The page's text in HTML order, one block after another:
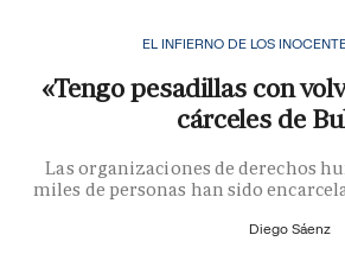
EL INFIERNO DE LOS
«Tengo pesadillas con
cárceles de
Las organizaciones de derechos
miles de personas han sido
Diego Sáenz